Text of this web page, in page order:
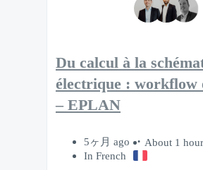
Du calcul à la
électrique : workflow
– EPLAN
5ヶ月 ago
About 1 hour
In French